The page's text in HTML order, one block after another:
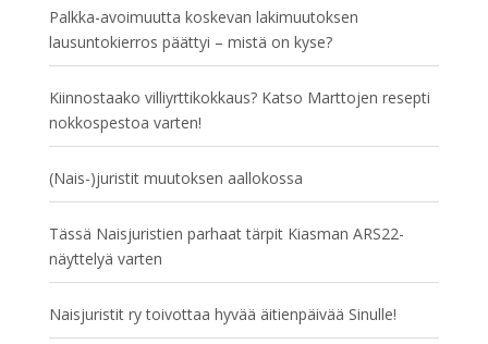
Palkka-avoimuutta koskevan lakimuutoksen
lausuntokierros päättyi – mistä on kyse?
Kiinnostaako villiyrttikokkaus? Katso Marttojen resepti
nokkospestoa varten!
(Nais-)juristit muutoksen aallokossa
Tässä Naisjuristien parhaat tärpit Kiasman ARS22-
näyttelyä varten
Naisjuristit ry toivottaa hyvää äitienpäivää Sinulle!